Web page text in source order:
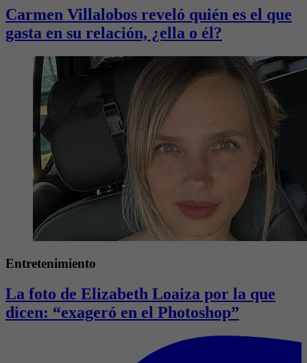
Carmen Villalobos reveló quién es el que
gasta en su relación, ¿ella o él?
Entretenimiento
La foto de Elizabeth Loaiza por la que
dicen: “exageró en el Photoshop”